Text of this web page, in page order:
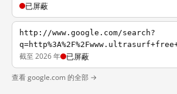
已屏蔽
http://www.google.com/search?
截至 2026 年 已屏蔽
查看 google.com 的全部 →